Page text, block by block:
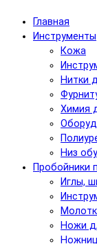
Главная
Инструменты
Кожа
Нитки
Химия
Низ
Пробойники
Иглы,
Ножи